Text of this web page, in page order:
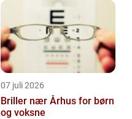
07 juli 2026
Briller nær Århus for børn
og voksne